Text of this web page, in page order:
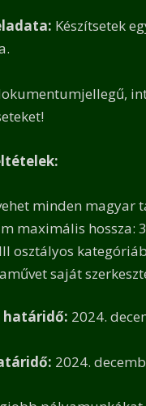
Készítsetek
minden magyar
maximális hossza:
osztályos
saját
határidő: 2024.
2024.